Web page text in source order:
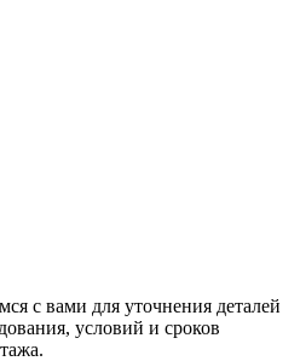
с вами для уточнения деталей
условий и сроков